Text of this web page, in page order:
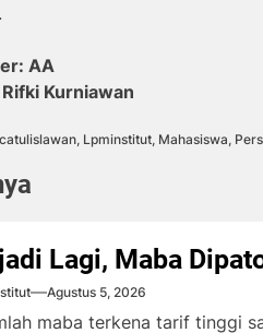
AA
Kurniawan
, Lpminstitut, Mahasiswa,
Lagi, Maba
Agustus 5, 2026
maba terkena tarif tinggi